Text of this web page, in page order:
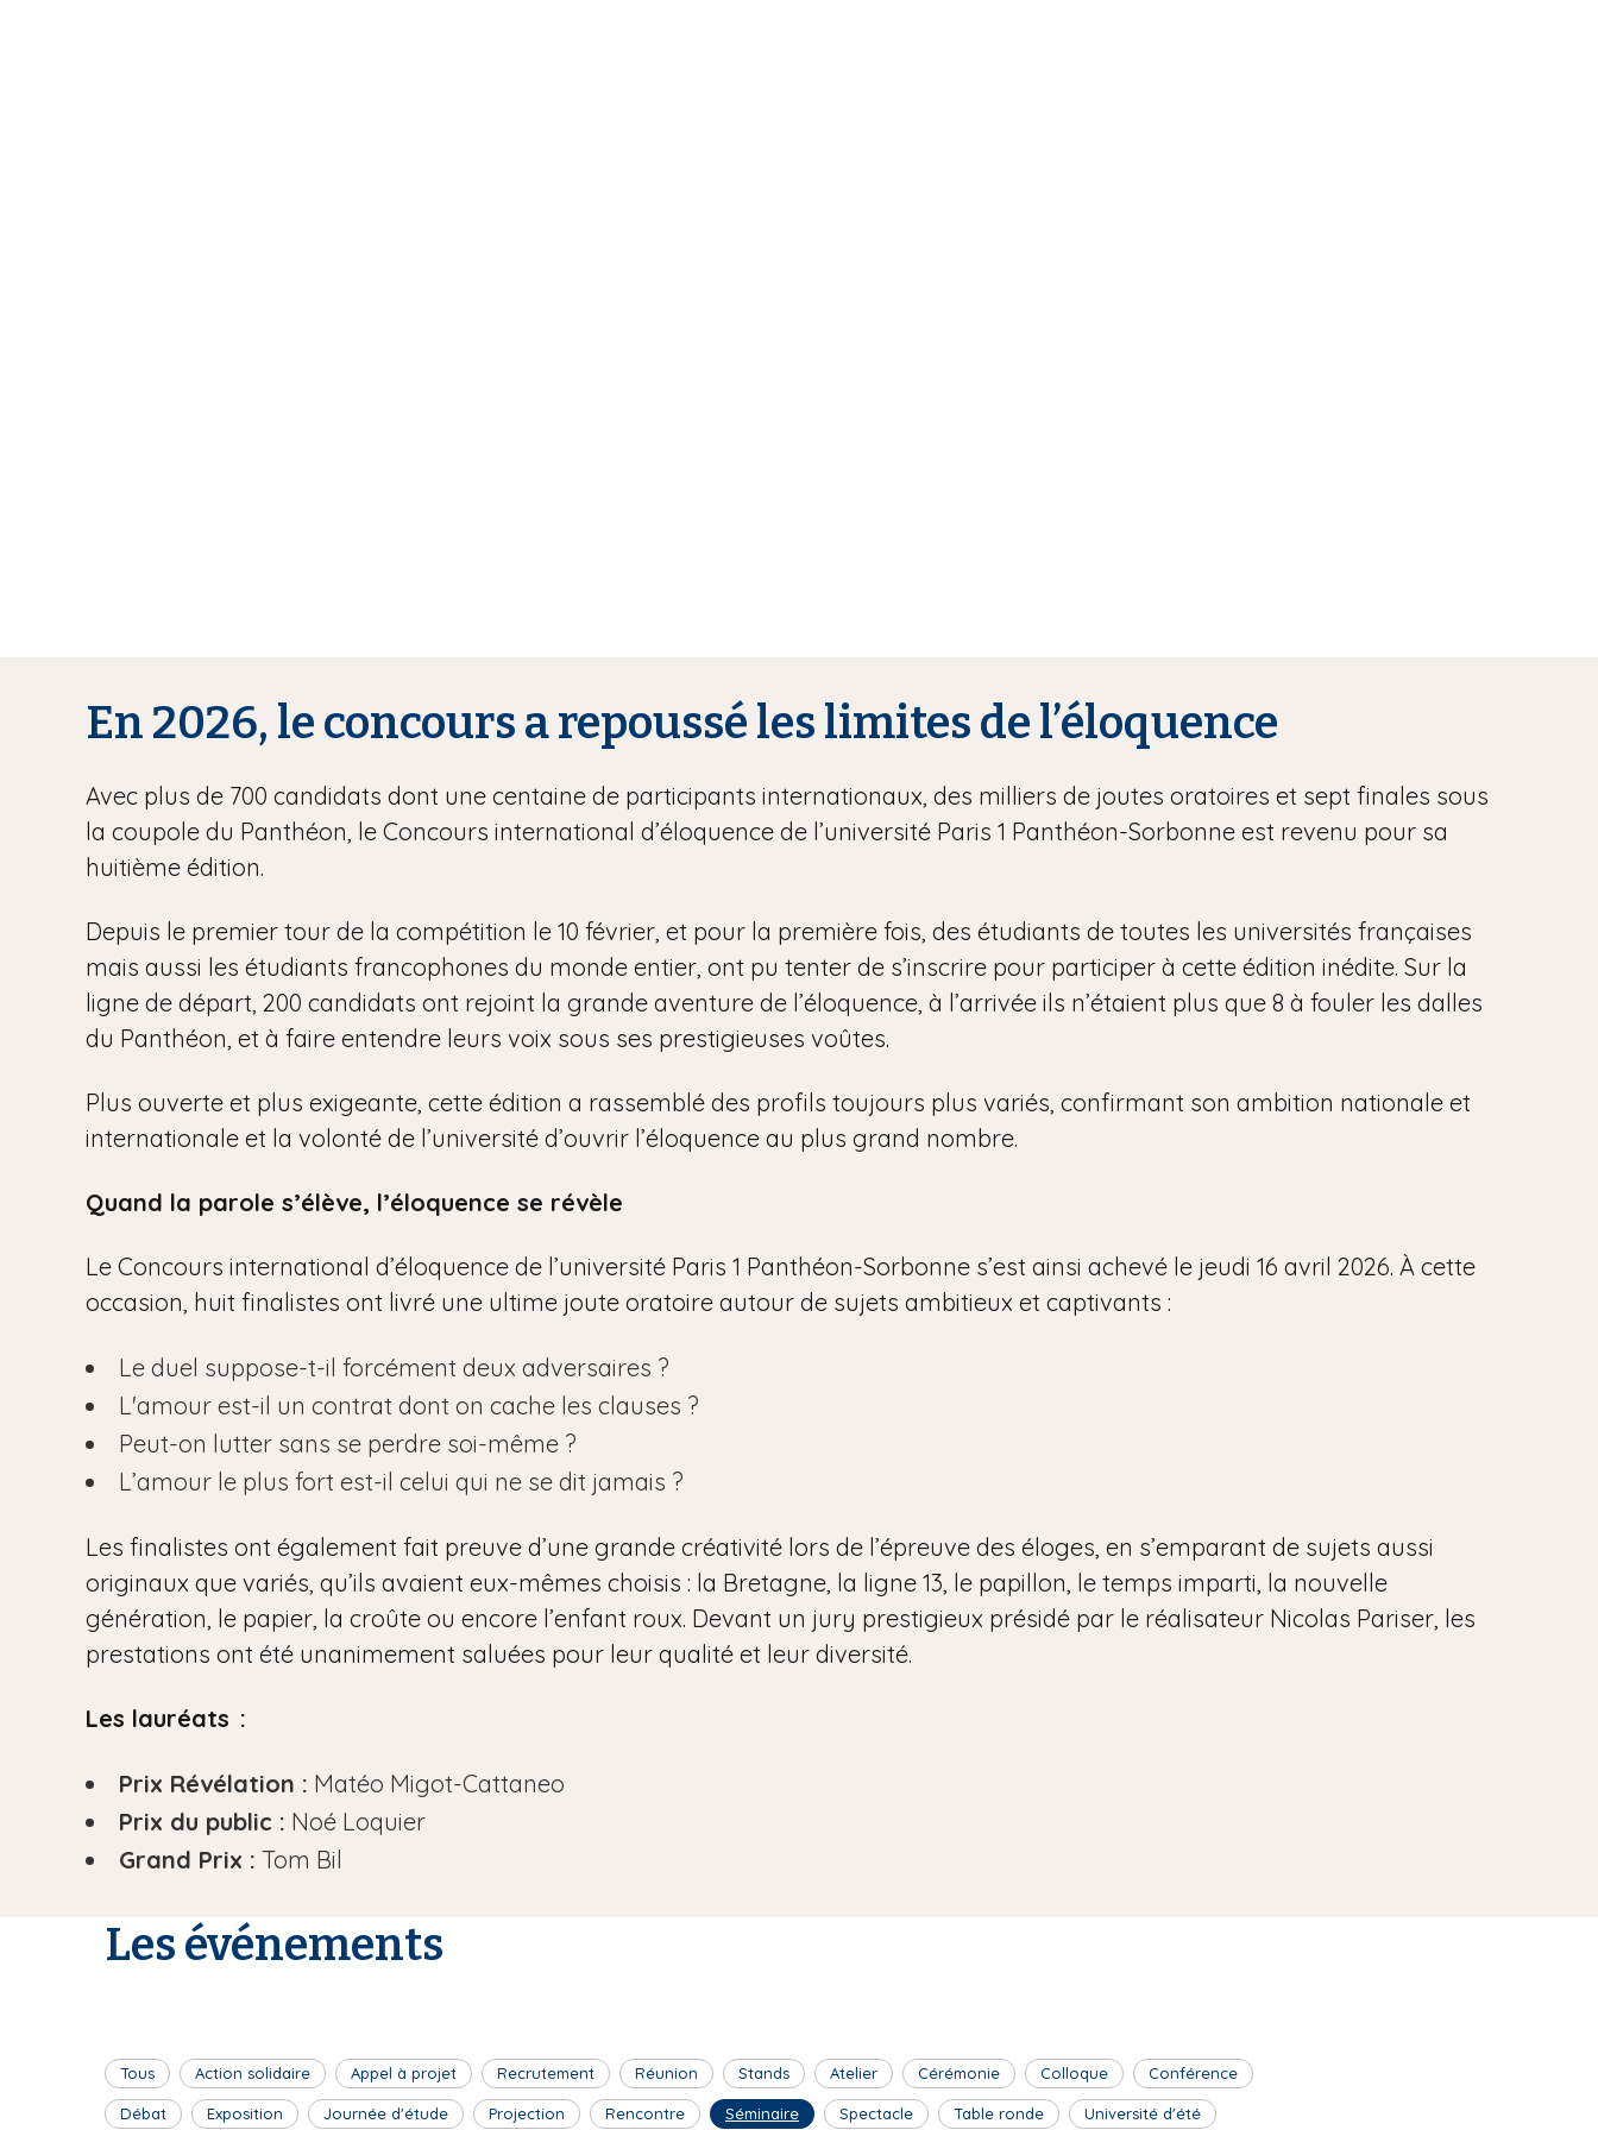
En 2026, le concours a repoussé les limites de l’éloquence
Avec plus de 700 candidats dont une centaine de participants internationaux, des milliers de joutes oratoires et sept finales sous
la coupole du Panthéon, le Concours international d’éloquence de l’université Paris 1 Panthéon-Sorbonne est revenu pour sa
huitième édition.
Depuis le premier tour de la compétition le 10 février, et pour la première fois, des étudiants de toutes les universités françaises
mais aussi les étudiants francophones du monde entier, ont pu tenter de s’inscrire pour participer à cette édition inédite. Sur la
ligne de départ, 200 candidats ont rejoint la grande aventure de l’éloquence, à l’arrivée ils n’étaient plus que 8 à fouler les dalles
du Panthéon, et à faire entendre leurs voix sous ses prestigieuses voûtes.
Plus ouverte et plus exigeante, cette édition a rassemblé des profils toujours plus variés, confirmant son ambition nationale et
internationale et la volonté de l’université d’ouvrir l’éloquence au plus grand nombre.
Quand la parole s’élève, l’éloquence se révèle
Le Concours international d’éloquence de l’université Paris 1 Panthéon-Sorbonne s’est ainsi achevé le jeudi 16 avril 2026. À cette
occasion, huit finalistes ont livré une ultime joute oratoire autour de sujets ambitieux et captivants :
Le duel suppose-t-il forcément deux adversaires ?
L'amour est-il un contrat dont on cache les clauses ?
Peut-on lutter sans se perdre soi-même ?
L’amour le plus fort est-il celui qui ne se dit jamais ?
Les finalistes ont également fait preuve d’une grande créativité lors de l’épreuve des éloges, en s’emparant de sujets aussi
originaux que variés, qu’ils avaient eux-mêmes choisis : la Bretagne, la ligne 13, le papillon, le temps imparti, la nouvelle
génération, le papier, la croûte ou encore l’enfant roux. Devant un jury prestigieux présidé par le réalisateur Nicolas Pariser, les
prestations ont été unanimement saluées pour leur qualité et leur diversité.
Les lauréats :
Prix Révélation : Matéo Migot-Cattaneo
Prix du public : Noé Loquier
Grand Prix : Tom Bil
Les événements
Tous Action solidaire Appel à projet Recrutement Réunion Stands Atelier Cérémonie Colloque Conférence
Débat Exposition Journée d'étude Projection Rencontre Séminaire Spectacle Table ronde Université d'été